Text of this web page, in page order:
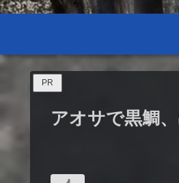
PR
アオサで黒鯛